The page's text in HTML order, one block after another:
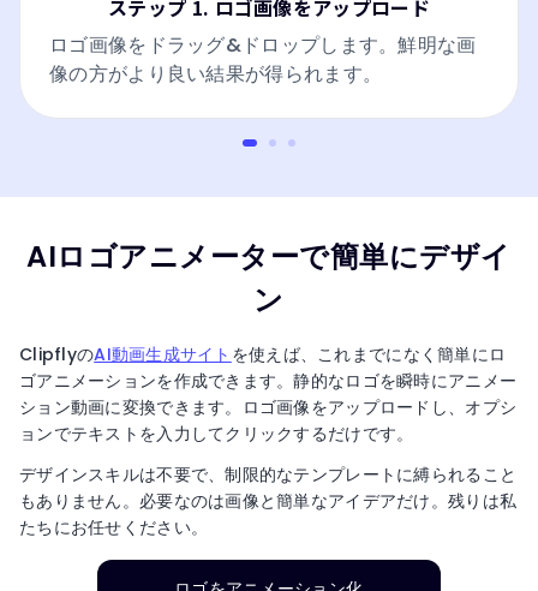
ステップ 1. ロゴ画像をアップロード
ロゴ画像をドラッグ&ドロップします。鮮明な画
像の方がより良い結果が得られます。
AIロゴアニメーターで簡単にデザイ
ン
ClipflyのAI動画生成サイト を使えば、これまでになく簡単にロ
ゴアニメーションを作成できます。静的なロゴを瞬時にアニメー
ション動画に変換できます。ロゴ画像をアップロードし、オプシ
ョンでテキストを入力してクリックするだけです。
デザインスキルは不要で、制限的なテンプレートに縛られること
もありません。必要なのは画像と簡単なアイデアだけ。残りは私
たちにお任せください。